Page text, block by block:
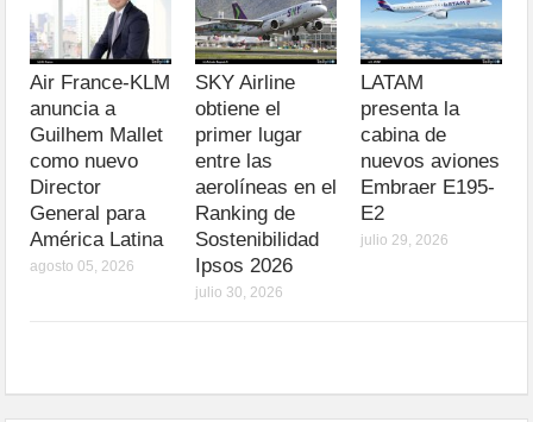
Air France-KLM
anuncia a
Guilhem Mallet
como nuevo
Director
General para
América Latina
agosto 05, 2026
SKY Airline
obtiene el
primer lugar
entre las
aerolíneas en el
Ranking de
Sostenibilidad
Ipsos 2026
julio 30, 2026
LATAM
presenta la
cabina de
nuevos aviones
Embraer E195-
E2
julio 29, 2026